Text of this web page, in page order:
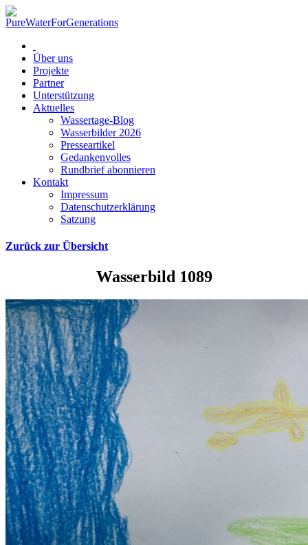
Über uns
Projekte
Partner
Unterstützung
Aktuelles
Wassertage-Blog
Wasserbilder 2026
Presseartikel
Gedankenvolles
Rundbrief abonnieren
Kontakt
Impressum
Datenschutzerklärung
Satzung
Zurück zur Übersicht
Wasserbild 1089